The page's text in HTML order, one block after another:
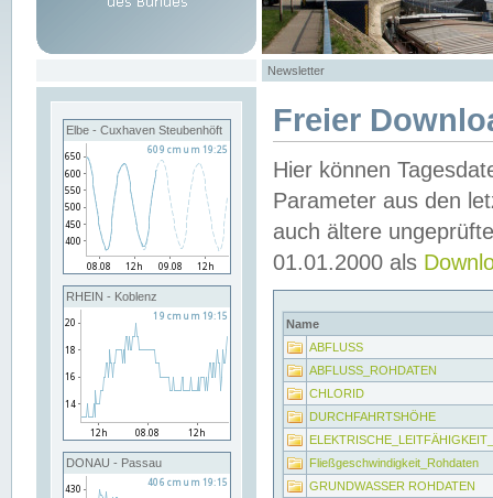
Newsletter
Elbe - Cuxhaven Steubenhöft
RHEIN - Koblenz
DONAU - Passau
Freier
Hier können
Parameter aus den
auch ältere
01.01.2000 als
Name
ABFLUSS
ABFLUSS_ROHDATEN
CHLORID
DURCHFAHRTSHÖHE
Fließgeschwindigkeit_Rohdaten
GRUNDWASSER ROHDATEN